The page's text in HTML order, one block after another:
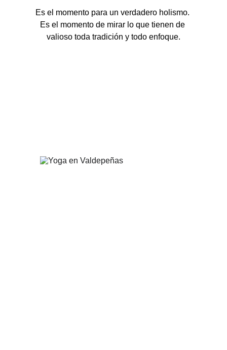
Es el momento para un verdadero holismo.
Es el momento de mirar lo que tienen de
valioso toda tradición y todo enfoque.